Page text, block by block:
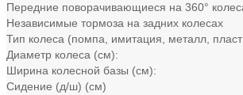
Передние поворачивающиеся на 360°
Независимые тормоза на задних колесах
Тип колеса (помпа, имитация, металл,
Диаметр колеса (см):
Ширина колесной базы (см):
Сидение (д/ш) (см)